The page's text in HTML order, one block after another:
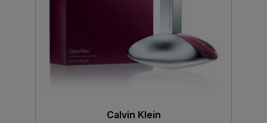
Calvin Klein